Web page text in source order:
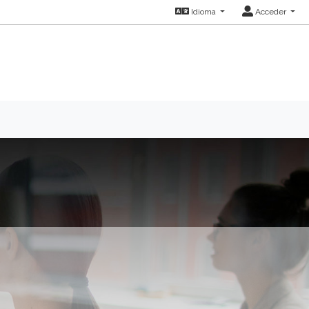
Idioma Acceder